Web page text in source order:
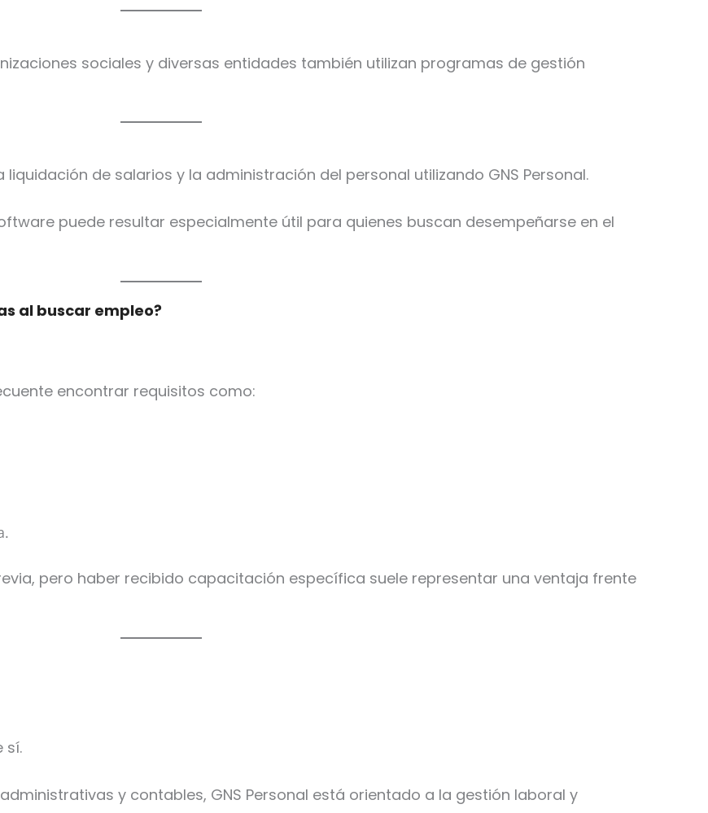
sociales y diversas entidades también utilizan programas de gestión
de salarios y la administración del personal utilizando GNS Personal.
puede resultar especialmente útil para quienes buscan desempeñarse en el
al buscar empleo?
encontrar requisitos como:
pero haber recibido capacitación específica suele representar una ventaja frente
sí.
y contables, GNS Personal está orientado a la gestión laboral y